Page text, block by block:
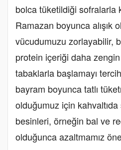
bolca tüketildiği sofralarla
Ramazan boyunca alışık
vücudumuzu zorlayabilir,
protein içeriği daha
tabaklarla başlamayı
bayram boyunca tatlı
olduğumuz için
besinleri, örneğin bal ve
olduğunca azaltmamız